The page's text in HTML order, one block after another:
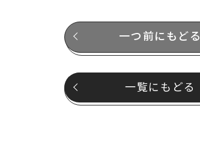
一つ前にもどる
一覧にもどる